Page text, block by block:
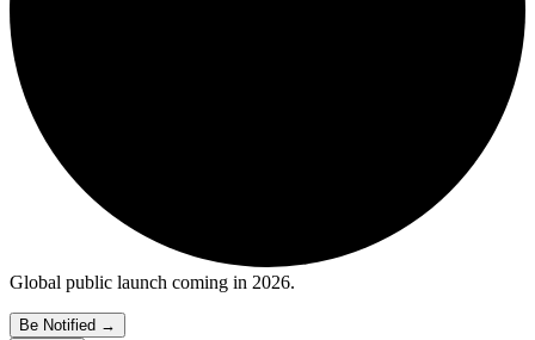
Global public launch coming in 2026.
Be Notified →